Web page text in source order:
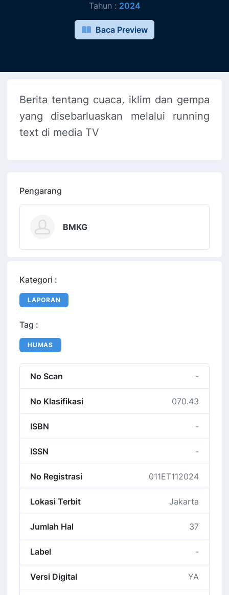
Tahun : 2024
Baca Preview
Berita tentang cuaca, iklim dan gempa
yang disebarluaskan melalui running
text di media TV
Pengarang
BMKG
Kategori :
LAPORAN
Tag :
HUMAS
No Scan -
No Klasifikasi 070.43
ISBN -
ISSN -
No Registrasi 011ET112024
Lokasi Terbit Jakarta
Jumlah Hal 37
Label -
Versi Digital YA